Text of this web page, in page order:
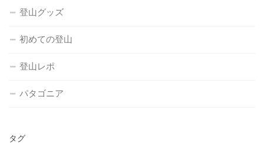
登山グッズ
初めての登山
登山レポ
パタゴニア
タグ